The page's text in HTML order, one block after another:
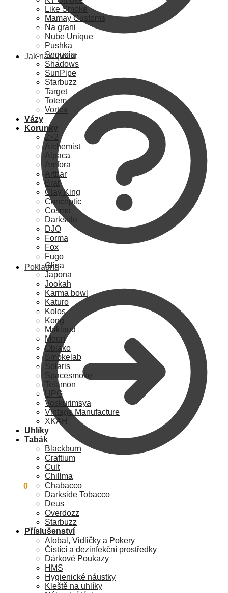
Jak nakupovat
Pokladna
0
Like Smoke
Mamay Customs
Na grani
Nube Unique
Pushka
Sequoia
Shadows
SunPipe
Starbuzz
Target
Totem
Vortex
Vázy
Korunky
2×2
Alchemist
Alpaca
Amfora
Artbar
Brat
Clay King
Conceptic
Cosmo
Darkside
DJO
Forma
Fox
Fugo
Glina
Japona
Jookah
Karma bowl
Katuro
Kolos
Kong
Maklaud
Moon
Oblako
Smokelab
Solaris
Spacesmoke
Telamon
UPG
Voskurimsya
Vintage Manufacture
XKAH
Uhlíky
Tabák
Blackburn
Craftium
Cult
Chillma
Chabacco
Darkside Tobacco
Deus
Overdozz
Starbuzz
Příslušenství
Alobal, Vidličky a Pokery
Čistící a dezinfekční prostředky
Dárkové Poukazy
HMS
Hygienické náustky
Kleště na uhlíky